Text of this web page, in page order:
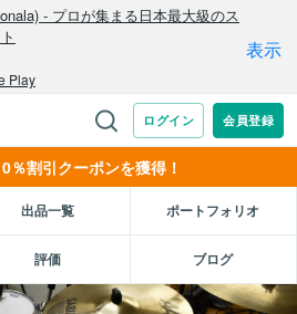
％割引クーポンを獲得！
出品一覧 ポートフォリオ
評価 ブログ